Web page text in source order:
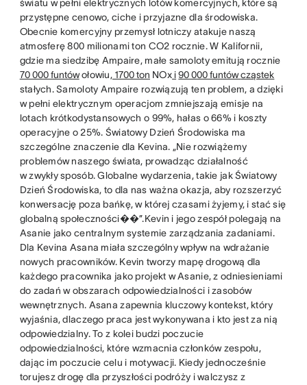
światu w pełni elektrycznych lotów komercyjnych, które są
przystępne cenowo, ciche i przyjazne dla środowiska.
Obecnie komercyjny przemysł lotniczy atakuje naszą
atmosferę 800 milionami ton CO2 rocznie. W Kalifornii,
gdzie ma siedzibę Ampaire, małe samoloty emitują rocznie
70 000 funtówołowiu,1700 ton NOx i 90 000 funtówcząstek
stałych. Samoloty Ampaire rozwiązują ten problem, a dzięki
w pełni elektrycznym operacjom zmniejszają emisje na
lotach krótkodystansowych o 99%, hałas o 66% i koszty
operacyjne o 25%. Światowy Dzień Środowiska ma
szczególne znaczenie dla Kevina. „Nie rozwiążemy
problemów naszego świata, prowadząc działalność
w zwykły sposób. Globalne wydarzenia, takie jak Światowy
Dzień Środowiska, to dla nas ważna okazja, aby rozszerzyć
konwersację poza bańkę, w której czasami żyjemy, i stać się
globalną społeczności��”.Kevin i jego zespół polegają na
Asanie jako centralnym systemie zarządzania zadaniami.
Dla Kevina Asana miała szczególny wpływ na wdrażanie
nowych pracowników. Kevin tworzy mapę drogową dla
każdego pracownika jako projekt w Asanie, z odniesieniami
do zadań w obszarach odpowiedzialności i zasobów
wewnętrznych. Asana zapewnia kluczowy kontekst, który
wyjaśnia, dlaczego praca jest wykonywana i kto jest za nią
odpowiedzialny. To z kolei budzi poczucie
odpowiedzialności, które wzmacnia członków zespołu,
dając im poczucie celu i motywacji. Kiedy jednocześnie
torujesz drogę dla przyszłości podróży i walczysz z